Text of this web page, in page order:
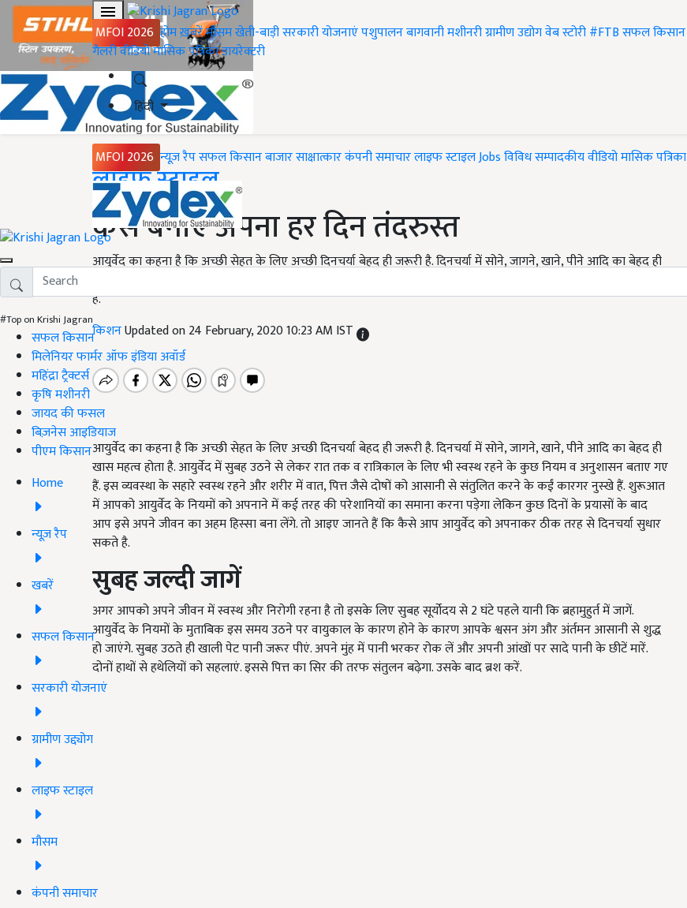
MFOI 2026 होमख़बरेंमौसमखेती-बाड़ीसरकारी योजनाएंपशुपालनबागवानीमशीनरीग्रामीण उद्योगवेब स्टोरी#FTBसफल किसान
गैलरीवीडियोमासिक पत्रिकाडायरेक्टरी
हिंदी
MFOI 2026 न्यूज़ रैपसफल किसानबाजारसाक्षात्कारकंपनी समाचारलाइफ स्टाइलJobsविविधसम्पादकीयवीडियोमासिक पत्रिका
#Top on Krishi Jagran
सफल किसान
मिलेनियर फार्मर ऑफ इंडिया अवॉर्ड
महिंद्रा ट्रैक्टर्स
कृषि मशीनरी
जायद की फसल
बिज़नेस आइडियाज
पीएम किसान
Home
न्यूज़ रैप
खबरें
सफल किसान
सरकारी योजनाएं
ग्रामीण उद्द्योग
लाइफ स्टाइल
मौसम
कंपनी समाचार
Home
लाइफ स्टाइल
कैसे बनाएं अपना हर दिन तंदरुस्त
आयुर्वेद का कहना है कि अच्छी सेहत के लिए अच्छी दिनचर्या बेहद ही जरूरी है. दिनचर्या में सोने, जागने, खाने, पीने आदि का बेहद ही
हैं.
किशनUpdated on 24 February, 2020 10:23 AM IST
आयुर्वेद का कहना है कि अच्छी सेहत के लिए अच्छी दिनचर्या बेहद ही जरूरी है. दिनचर्या में सोने, जागने, खाने, पीने आदि का बेहद ही
खास महत्व होता है. आयुर्वेद में सुबह उठने से लेकर रात तक व रात्रिकाल के लिए भी स्वस्थ रहने के कुछ नियम व अनुशासन बताए गए
हैं. इस व्यवस्था के सहारे स्वस्थ रहने और शरीर में वात, पित्त जैसे दोषों को आसानी से संतुलित करने के कईं कारगर नुस्खे हैं. शुरूआत
में आपको आयुर्वेद के नियमों को अपनाने में कई तरह की परेशानियों का समाना करना पड़ेगा लेकिन कुछ दिनों के प्रयासों के बाद
आप इसे अपने जीवन का अहम हिस्सा बना लेंगे. तो आइए जानते हैं कि कैसे आप आयुर्वेद को अपनाकर ठीक तरह से दिनचर्या सुधार
सकते है.
सुबह जल्दी जागें
अगर आपको अपने जीवन में स्वस्थ और निरोगी रहना है तो इसके लिए सुबह सूर्योदय से 2 घंटे पहले यानी कि ब्रहामुहुर्त में जागें.
आयुर्वेद के नियमों के मुताबिक इस समय उठने पर वायुकाल के कारण होने के कारण आपके श्वसन अंग और अंर्तमन आसानी से शुद्ध
हो जाएंगे. सुबह उठते ही खाली पेट पानी जरूर पीएं. अपने मुंह में पानी भरकर रोक लें और अपनी आंखों पर सादे पानी के छीटें मारें.
दोनों हाथों से हथेलियों को सहलाएं. इससे पित्त का सिर की तरफ संतुलन बढ़ेगा. उसके बाद ब्रश करें.